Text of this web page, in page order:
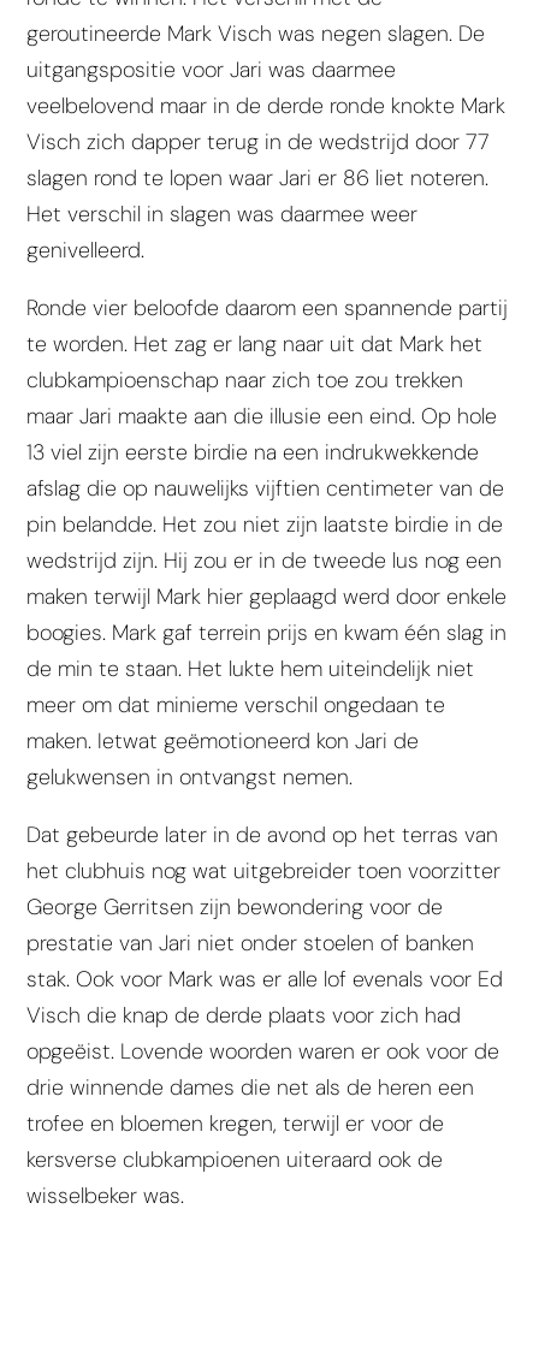
geroutineerde Mark Visch was negen slagen. De
uitgangspositie voor Jari was daarmee
veelbelovend maar in de derde ronde knokte Mark
Visch zich dapper terug in de wedstrijd door 77
slagen rond te lopen waar Jari er 86 liet noteren.
Het verschil in slagen was daarmee weer
genivelleerd.
Ronde vier beloofde daarom een spannende partij
te worden. Het zag er lang naar uit dat Mark het
clubkampioenschap naar zich toe zou trekken
maar Jari maakte aan die illusie een eind. Op hole
13 viel zijn eerste birdie na een indrukwekkende
afslag die op nauwelijks vijftien centimeter van de
pin belandde. Het zou niet zijn laatste birdie in de
wedstrijd zijn. Hij zou er in de tweede lus nog een
maken terwijl Mark hier geplaagd werd door enkele
boogies. Mark gaf terrein prijs en kwam één slag in
de min te staan. Het lukte hem uiteindelijk niet
meer om dat minieme verschil ongedaan te
maken. Ietwat geëmotioneerd kon Jari de
gelukwensen in ontvangst nemen.
Dat gebeurde later in de avond op het terras van
het clubhuis nog wat uitgebreider toen voorzitter
George Gerritsen zijn bewondering voor de
prestatie van Jari niet onder stoelen of banken
stak. Ook voor Mark was er alle lof evenals voor Ed
Visch die knap de derde plaats voor zich had
opgeëist. Lovende woorden waren er ook voor de
drie winnende dames die net als de heren een
trofee en bloemen kregen, terwijl er voor de
kersverse clubkampioenen uiteraard ook de
wisselbeker was.